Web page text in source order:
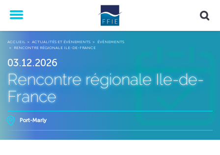
ACCUEIL
ACTUALITÉS ET ÉVÈNEMENTS
ÉVÈNEMENTS
RENCONTRE RÉGIONALE ILE-DE-FRANCE
03.12.2026
Rencontre régionale Ile-de-
France
Port-Marly